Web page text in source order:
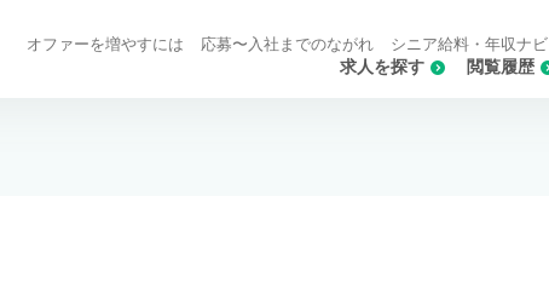
求人を探す 閲覧履歴
オファーを増やすには 応募〜入社までのながれ シニア給料・年収ナビ